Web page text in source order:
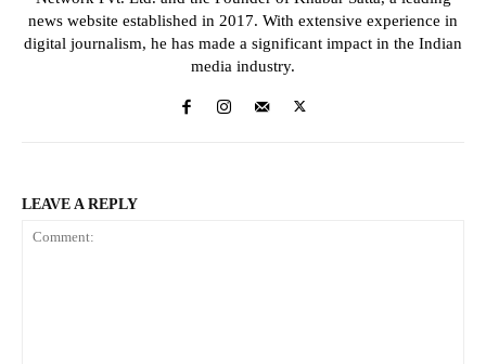
news website established in 2017. With extensive experience in
digital journalism, he has made a significant impact in the Indian
media industry.
LEAVE A REPLY